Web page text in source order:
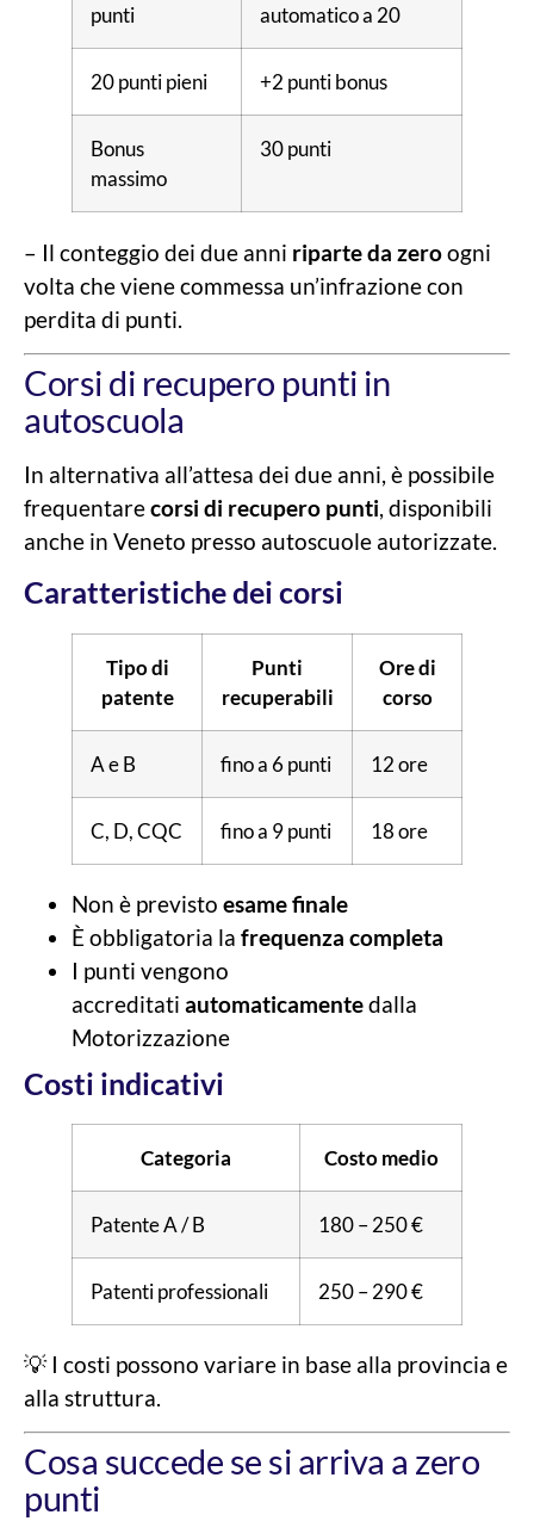
punti
automatico a 20
20 punti pieni +2 punti bonus
Bonus
massimo
30 punti
– Il conteggio dei due anni riparte da zeroogni
volta che viene commessa un’infrazione con
perdita di punti.
Corsi di recupero punti in
autoscuola
In alternativa all’attesa dei due anni, è possibile
frequentarecorsi di recupero punti, disponibili
anche in Veneto presso autoscuole autorizzate.
Caratteristiche dei corsi
Tipo di
patente
Punti
recuperabili
Ore di
corso
A e B fino a 6 punti 12 ore
C, D, CQC fino a 9 punti 18 ore
Non è previsto esame finale
È obbligatoria la frequenza completa
I punti vengono
accreditati automaticamentedalla
Motorizzazione
Costi indicativi
Categoria Costo medio
Patente A / B 180 – 250 €
Patenti professionali 250 – 290 €
💡 I costi possono variare in base alla provincia e
alla struttura.
Cosa succede se si arriva a zero
punti